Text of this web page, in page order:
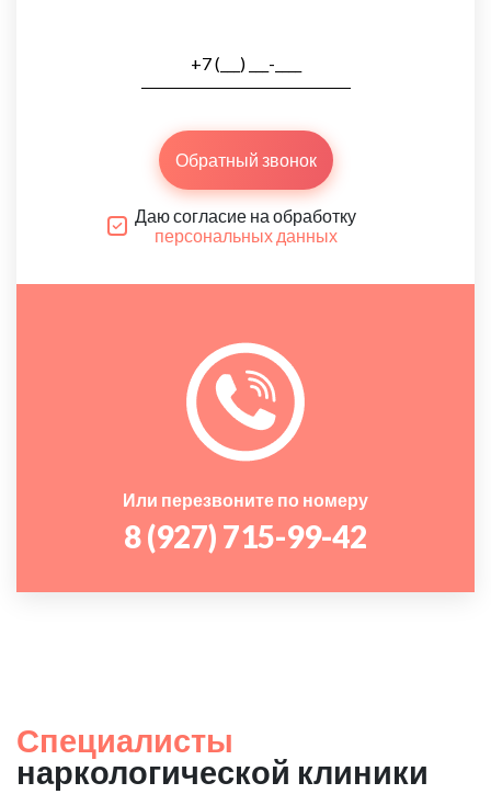
Обратный звонок
Даю согласие на обработку
персональных данных
Или перезвоните по номеру
8 (927) 715-99-42
Специалисты
наркологической клиники